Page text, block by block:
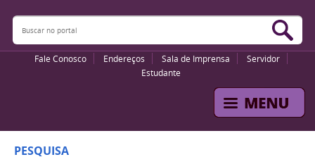
Buscar no portal
Fale Conosco Endereços Sala de Imprensa
Servidor
Estudante
PESQUISA